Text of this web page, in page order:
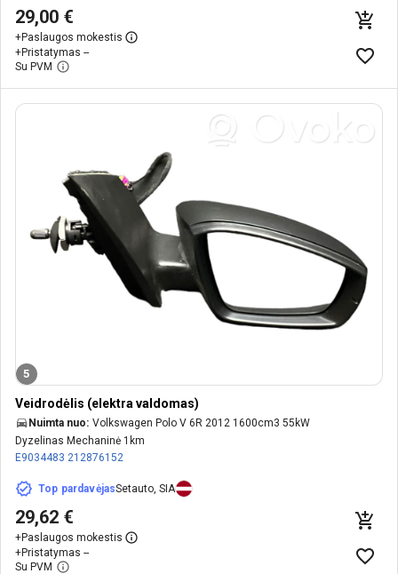
29,00 €
+Paslaugos mokestis
+Pristatymas --
Su PVM
5
Veidrodėlis (elektra valdomas)
Nuimta nuo: Volkswagen Polo V 6R 2012 1600cm3 55kW
Dyzelinas Mechaninė 1km
E9034483 212876152
Top pardavėjasSetauto, SIA
29,62 €
+Paslaugos mokestis
+Pristatymas --
Su PVM